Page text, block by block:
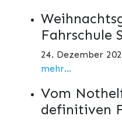
Fahrschule
24. Dezember
mehr...
Vom
definitiven